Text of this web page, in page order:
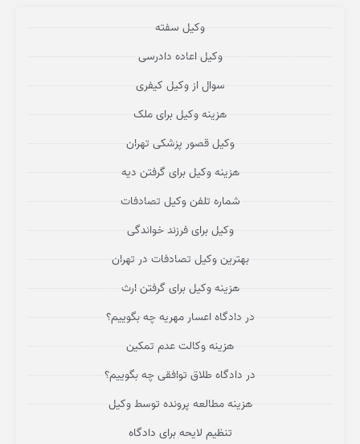
وکیل سفته
وکیل اعاده دادرسی
سوال از وکیل کیفری
هزینه وکیل برای ملک
وکیل قصور پزشکی تهران
هزینه وکیل برای گرفتن دیه
شماره تلفن وکیل تصادفات
وکیل برای فرزند خواندگی
بهترین وکیل تصادفات در تهران
هزینه وکیل برای گرفتن ارث
در دادگاه اعسار مهریه چه بگوییم؟
هزینه وکالت عدم تمکین
در دادگاه طلاق توافقی چه بگوییم؟
هزینه مطالعه پرونده توسط وکیل
تنظیم لایحه برای دادگاه